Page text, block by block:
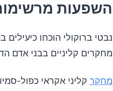
השפעות
מחקרים קליניים בבני אדם
מחקר